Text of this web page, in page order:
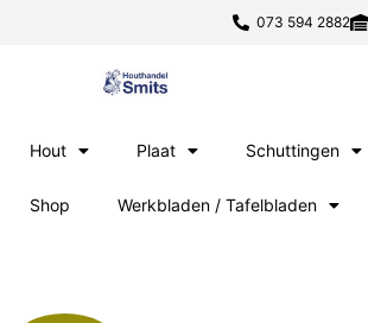
073 594 2882
Hout Plaat Schuttingen
Shop Werkbladen / Tafelbladen